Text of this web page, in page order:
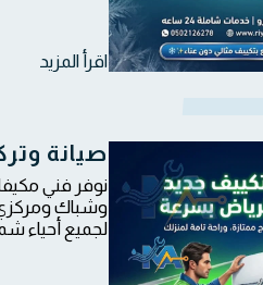
اقرأ المزيد
صيانة
وشباك
لجميع أحياء